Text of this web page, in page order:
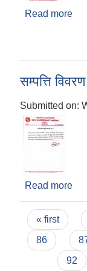
Read more
सम्पत्ति
Submitted on:
Read more
Pages
« first
86
92